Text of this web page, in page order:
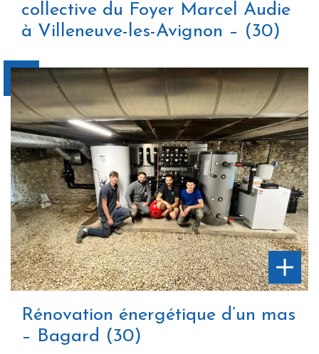
collective du Foyer Marcel Audie
à Villeneuve-les-Avignon – (30)
Rénovation énergétique d’un mas
– Bagard (30)